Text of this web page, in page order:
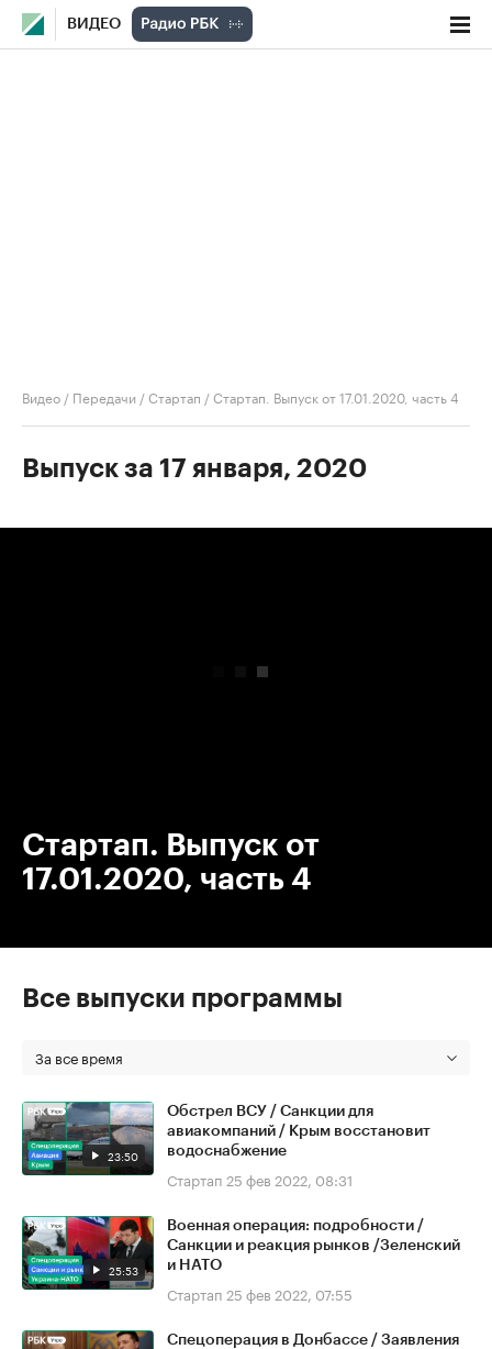
ВИДЕО
Видео / Передачи /Стартап /Стартап. Выпуск от 17.01.2020, часть 4
Выпуск за 17 января, 2020
Стартап. Выпуск от
17.01.2020, часть 4
Все выпуски программы
За все время
23:50
Обстрел ВСУ / Санкции для
авиакомпаний / Крым восстановит
водоснабжение
Стартап 25 фев 2022, 08:31
25:53
Военная операция: подробности /
Санкции и реакция рынков /Зеленский
и НАТО
Стартап 25 фев 2022, 07:55
Спецоперация в Донбассе / Заявления